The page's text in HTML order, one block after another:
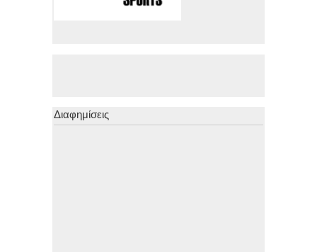
Διαφημίσεις